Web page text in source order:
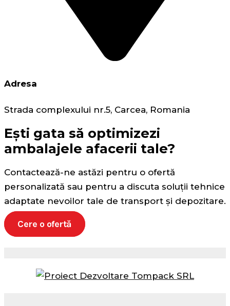
Adresa
Strada complexului nr.5, Carcea, Romania
Ești gata să optimizezi
ambalajele afacerii tale?
Contactează-ne astăzi pentru o ofertă
personalizată sau pentru a discuta soluții tehnice
adaptate nevoilor tale de transport și depozitare.
Cere o ofertă